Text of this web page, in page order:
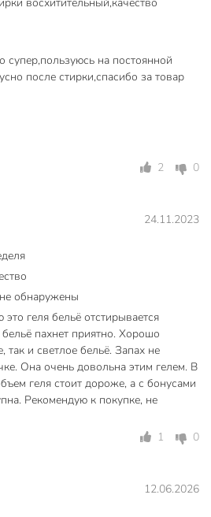
3.16 кг
супер,пользуюсь на постоянной
после стирки,спасибо за товар
2 0
24.11.2023
обнаружены
геля бельё отстирывается
пахнет приятно. Хорошо
так и светлое бельё. Запах не
Она очень довольна этим гелем. В
геля стоит дороже, а с бонусами
Рекомендую к покупке, не
1
0
12.06.2026